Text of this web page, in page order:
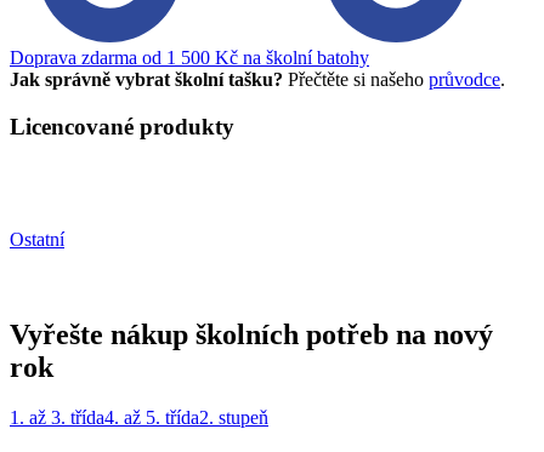
Doprava zdarma od 1 500 Kč na školní batohy
Jak správně vybrat školní tašku? Přečtěte si našeho průvodce.
Licencované produkty
Ostatní
Vyřešte nákup školních potřeb na nový
rok
1. až 3. třída4. až 5. třída2. stupeň